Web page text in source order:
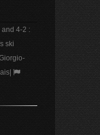
and 4-2 :
ski
|